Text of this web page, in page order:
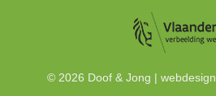
© 2026 Doof & Jong | webdesign